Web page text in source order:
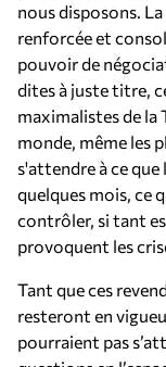
nous disposons.
renforcée et
pouvoir de
dites à juste titre,
maximalistes de
monde, même les
s'attendre à ce que
quelques mois, ce
contrôler, si tant
provoquent les
Tant que ces
resteront en
pourraient pas